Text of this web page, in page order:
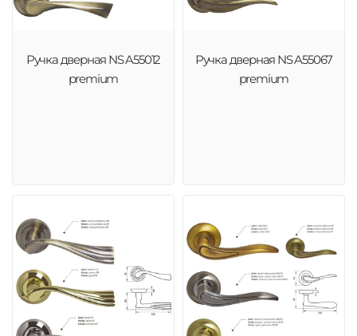
Ручка дверная NS A55012
premium
Ручка дверная NS A55067
premium